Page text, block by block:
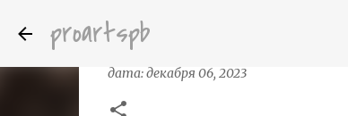
proartspb
дата:декабря 06, 2023